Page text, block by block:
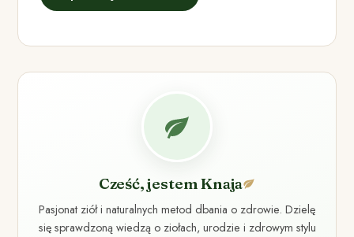
Cześć, jestem Knaja
Pasjonat ziół i naturalnych metod dbania o zdrowie. Dzielę
się sprawdzoną wiedzą o ziołach, urodzie i zdrowym stylu